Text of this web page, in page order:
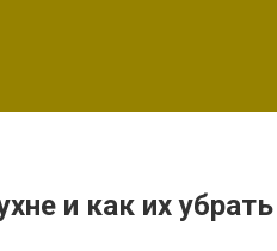
и как их убрать